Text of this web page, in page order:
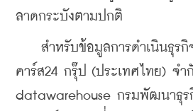
ลาดกระบังตามปกติ
สำหรับข้อมูลการดำเนินธุรกิ
คาร์ส24 กรุ๊ป (ประเทศไทย) จ
datawarehouse กรมพัฒนาธุร